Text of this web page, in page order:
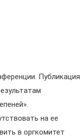
Публикация
на ее
в оргкомитет